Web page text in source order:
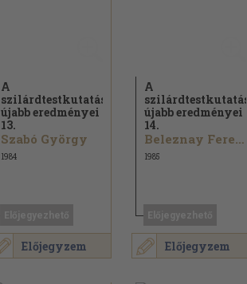
Előjegyzem
A
szilárdtestkutatás
újabb eredményei
13.
Szabó György
1984
Előjegyzem
A
szilárdtestkutatás
újabb eredményei
14.
Beleznay Ferenc...
1985